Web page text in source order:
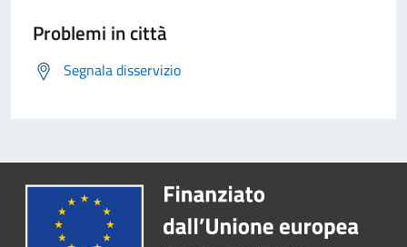
Problemi in città
Segnala disservizio